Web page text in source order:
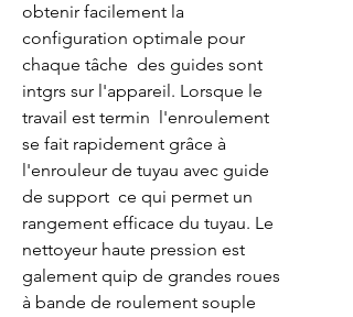
obtenir facilement la
configuration optimale pour
chaque tâche  des guides sont
intgrs sur l'appareil. Lorsque le
travail est termin  l'enroulement
se fait rapidement grâce à
l'enrouleur de tuyau avec guide
de support  ce qui permet un
rangement efficace du tuyau. Le
nettoyeur haute pression est
galement quip de grandes roues
à bande de roulement souple